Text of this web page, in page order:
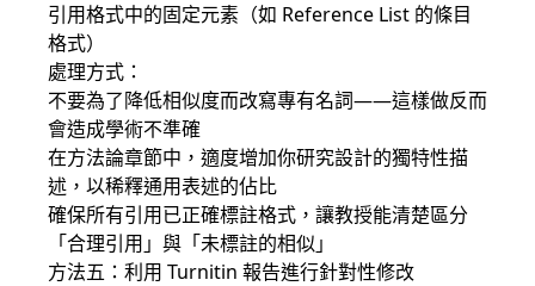
引用格式中的固定元素（如 Reference List 的條目
格式）
處理方式：
不要為了降低相似度而改寫專有名詞——這樣做反而
會造成學術不準確
在方法論章節中，適度增加你研究設計的獨特性描
述，以稀釋通用表述的佔比
確保所有引用已正確標註格式，讓教授能清楚區分
「合理引用」與「未標註的相似」
方法五：利用 Turnitin 報告進行針對性修改